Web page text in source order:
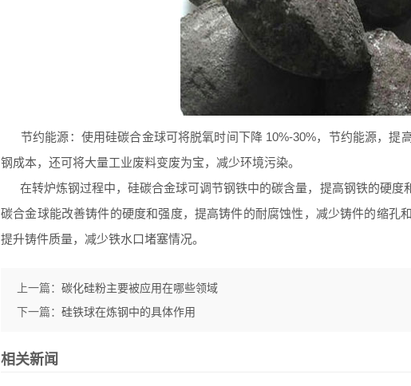
节约能源：使用硅碳合金球可将脱氧时间下降 10%-30%，节约能源，提
钢成本，还可将大量工业废料变废为宝，减少环境污染。
在转炉炼钢过程中，硅碳合金球可调节钢铁中的碳含量，提高钢铁的硬度
碳合金球能改善铸件的硬度和强度，提高铸件的耐腐蚀性，减少铸件的缩孔
提升铸件质量，减少铁水口堵塞情况。
上一篇： 碳化硅粉主要被应用在哪些领域
下一篇： 硅铁球在炼钢中的具体作用
相关新闻